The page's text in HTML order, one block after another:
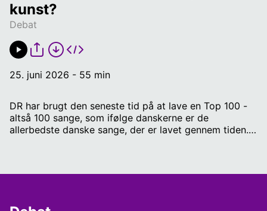
Debat
kunst?
25. juni 2026 - 55 min
DR har brugt den seneste tid på at lave en Top 100 -
altså 100 sange, som ifølge danskerne er de
allerbedste danske sange, der er lavet gennem tiden.
at god kunst slet ikke kan rangeres. Men kan den det?